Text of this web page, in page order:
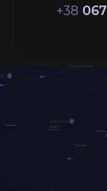
+38